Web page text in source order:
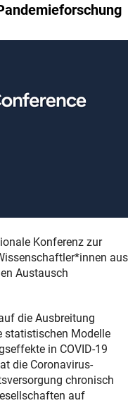
Konferenz zur
aus
Austausch
die Ausbreitung
statistischen Modelle
in COVID-19
die Coronavirus-
chronisch
auf